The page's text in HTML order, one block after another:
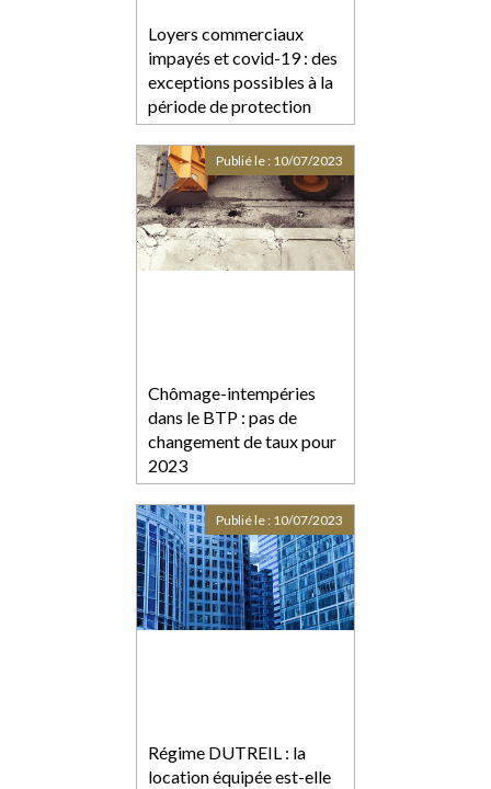
Loyers commerciaux
impayés et covid-19 : des
exceptions possibles à la
période de protection
Chômage-intempéries
dans le BTP : pas de
changement de taux pour
2023
Publié le : 10/07/2023
Régime DUTREIL : la
location équipée est-elle
Publié le : 10/07/2023